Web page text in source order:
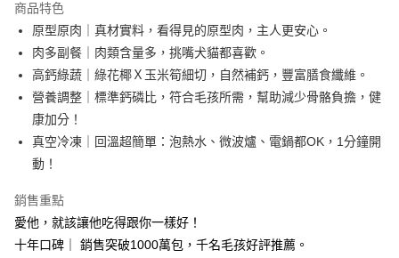
臺灣中小企業銀行
匯豐（台灣）商業銀行
華泰商業銀行
聯邦商業銀行
遠東國際商業銀行
元大商業銀行
永豐商業銀行
玉山商業銀行
星展（台灣）商業銀行
台灣樂天信用卡公司
街口支付
Google Pay
全盈+PAY
大哥付你分期
相關說明
1.本服務由台灣大哥大提供，台灣大哥大用戶可立即使用無須另外申請。
流程，驗證手機門號後，選擇欲分期的期數、繳款截止日，確認付款後即完
成交易。
4.訂單成立30分鐘內，如未前往確認交易或遇審核未通過，訂單將自動取
ATM付款
貨到付款
運送方式
商品特色
原型原肉｜真材實料，看得見的原型肉，主人更安心。
肉多副餐｜肉類含量多，挑嘴犬貓都喜歡。
高鈣綠蔬｜綠花椰Ｘ玉米筍細切，自然補鈣，豐富膳食纖維。
營養調整｜標準鈣磷比，符合毛孩所需，幫助減少骨骼負擔，健
康加分！
真空冷凍｜回溫超簡單：泡熱水、微波爐、電鍋都OK，1分鐘開
動！
銷售重點
愛他，就該讓他吃得跟你一樣好！
十年口碑｜ 銷售突破1000萬包，千名毛孩好評推薦。